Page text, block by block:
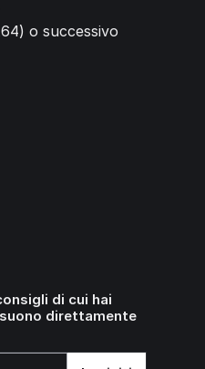
o successivo
di cui hai
direttamente